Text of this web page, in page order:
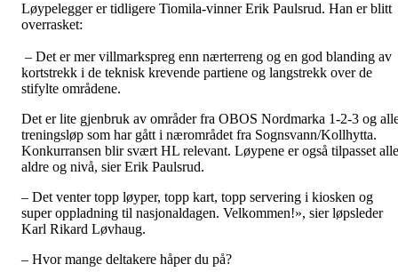
Løypelegger er tidligere Tiomila-vinner Erik Paulsrud. Han er blitt
overrasket:
– Det er mer villmarkspreg enn nærterreng og en god blanding av
kortstrekk i de teknisk krevende partiene og langstrekk over­ de
stifylte områdene.
Det er lite gjenbruk av områder fra OBOS Nordmarka 1-2-3 og
treningsløp som har gått i nærområdet fra Sognsvann/Kollhytta.
Konkurransen blir svært HL relevant. Løypene er også tilpasset alle
aldre og nivå, sier Erik Paulsrud.
– Det venter topp løyper, topp kart, topp servering i kiosken og
super oppladning til nasjonaldagen. Velkommen!», sier løpsleder
Karl Rikard Løvhaug.
– Hvor mange deltakere håper du på?